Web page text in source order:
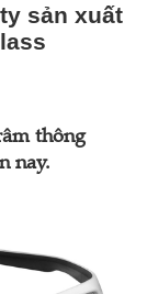
sản xuất
thông
nay.